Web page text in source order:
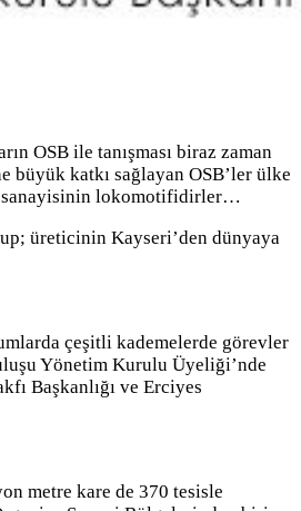
OSB ile tanışması biraz zaman
büyük katkı sağlayan OSB’ler ülke
sanayisinin lokomotifidirler…
üreticinin Kayseri’den dünyaya
çeşitli kademelerde görevler
Yönetim Kurulu Üyeliği’nde
Başkanlığı ve Erciyes
metre kare de 370 tesisle